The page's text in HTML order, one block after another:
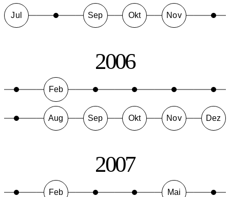
Jul Sep Okt Nov
2006
Feb
Aug Sep Okt Nov Dez
2007
Feb Mai